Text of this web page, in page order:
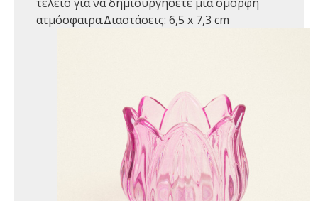
ατμόσφαιρα.Διαστάσεις: 6,5 x 7,3 cm